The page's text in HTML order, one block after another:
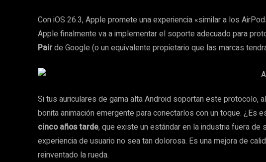
Con iOS 26.3, Apple promete una experiencia «similar a los
Apple finalmente va a implementar el soporte adecuado para
Pairde Google (o un equivalente propietario que las marcas
Si tus auriculares de gama alta Android soportan este protocolo,
bonita animación emergente para conectarlos con un toque. ¿Es
cinco años tarde, que existe un estándar en la industria fuera
experiencia de usuario no sea tan dolorosa. Es una mejora de
reinventado la rueda.